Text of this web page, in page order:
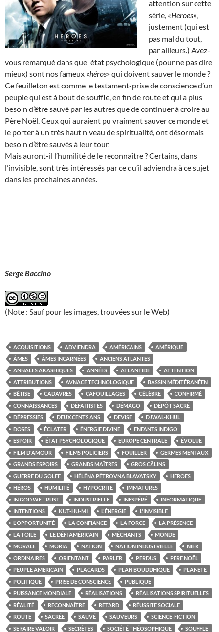
attention sur cette
série, «Heroes»
justement (qui est
pas mal du tout,
par ailleurs.) Avez-
vous remarqué dans quel état psychologique (pour ne pas dire
mieux) sont nos fameux «héros» qui doivent sauver le monde ?
Ce feuilleton est comme le testament-prise de conscience d’un
peuple qui est à bout de souffle, en fin de route et qui a plus
besoin d’être sauvé par les autres que de continuer à croire au
Père Noël. Ceux qui auraient pu vraiment sauver ce monde et
le porter à un très haut niveau de spiritualité, ont désormais
besoin d’être sauvés à leur tour.
Mais auront-il l’humilité de le reconnaître ? Certains, dans
l’invisible, sont très intéressés par ce qu’il adviendra à ce sujet
dans les prochaines années.
Serge Baccino
(Note : Sauf pour les images, trouvées sur le Web)
ACQUISITIONS ADVIENDRA AMÉRICAINS
AMÉRIQUE
ÂMES
ÂMES INCARNÉES
ANCIENS ATLANTES
ANNALES AKASHIQUES
ANNÉES ATLANTIDE
ATTENTION
ATTRIBUTIONS
AVNACE TECHNOLOGIQUE
BASSIN MÉDITÉRANÉEN
BÊTISE
CADAVRES CAFOUILLAGES CÉLÈBRE
CONFIRMÉ
CONNAISSANCES
DÉFAITISTES DÉMAGO
DÉPÔT SACRÉ
DÉPRESSIFS
DEUX CENTS ANS DEVISE
DJWAL-KHUL
DOSES
ÉCLATER ÉNERGIE DIVINE
ENFANTS INDIGO
ESPOIR
ÉTAT PSYCHOLOGIQUE EUROPE CENTRALE
ÉVOLUE
FILM D'AMOUR
FILMS POLICIERS FOUILLER
GERMES MENTAUX
GRANDS ESPOIRS
GRANDS MAÎTRES
GROS CÂLINS
GUERRE DU GOLFE
HÉLÉNA PÉTROVNA BLAVATSKY
HEROES
HÉROS
HUMILITÉ HYPOCRITE
IMMATURES
IN GOD WE TRUST
INDUSTRIELLE INESPÉRÉ
INFORMATIQUE
INTENTIONS
KUT-HU-MI L'ÉNERGIE
L'INVISIBLE
L'OPPORTUNITÉ
LA CONFIANCE LA FORCE
LA PRÉSENCE
LA TOILE
LE DÉFI AMÉRICAIN MÉCHANTS
MONDE
MORALE
MORIA NATION NATION INDUSTRIELLE
NIER
ORDINAIRES
ORIENTANT PARLER PERDUS
PÈRE NOËL
PEUPLE AMÉRICAIN
PLACARDS PLAN BOUDDHIQUE
PLANÈTE
POLITIQUE
PRISE DE CONSCIENCE
PUBLIQUE
PUISSANCE MONDIALE
RÉALISATIONS
RÉALISATIONS SPIRITUELLES
RÉALITÉ
RECONNAÎTRE RETARD
RÉUSSITE SOCIALE
ROUTE
SACRÉE SAUVÉ SAUVEURS
SCIENCE-FICTION
SE FAIRE VALOIR
SECRÈTES SOCIÉTÉ THÉOSOPHIQUE
SOUFFLE